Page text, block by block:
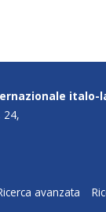
italo-
24,
avanzata